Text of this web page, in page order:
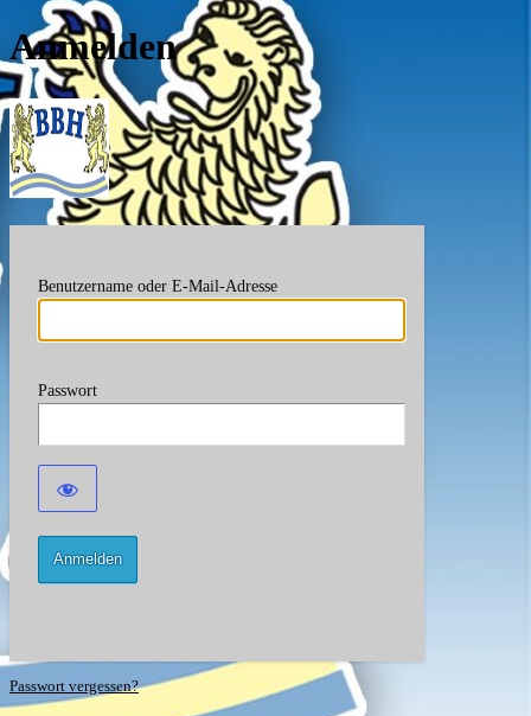
Anmelden
Berufsverband
Benutzername oder E-Mail-Adresse
Passwort
Passwort vergessen?